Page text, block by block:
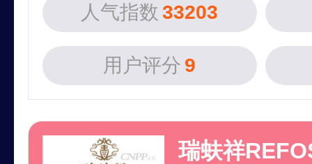
人气指数 33203
用户评分 9
瑞蚨祥